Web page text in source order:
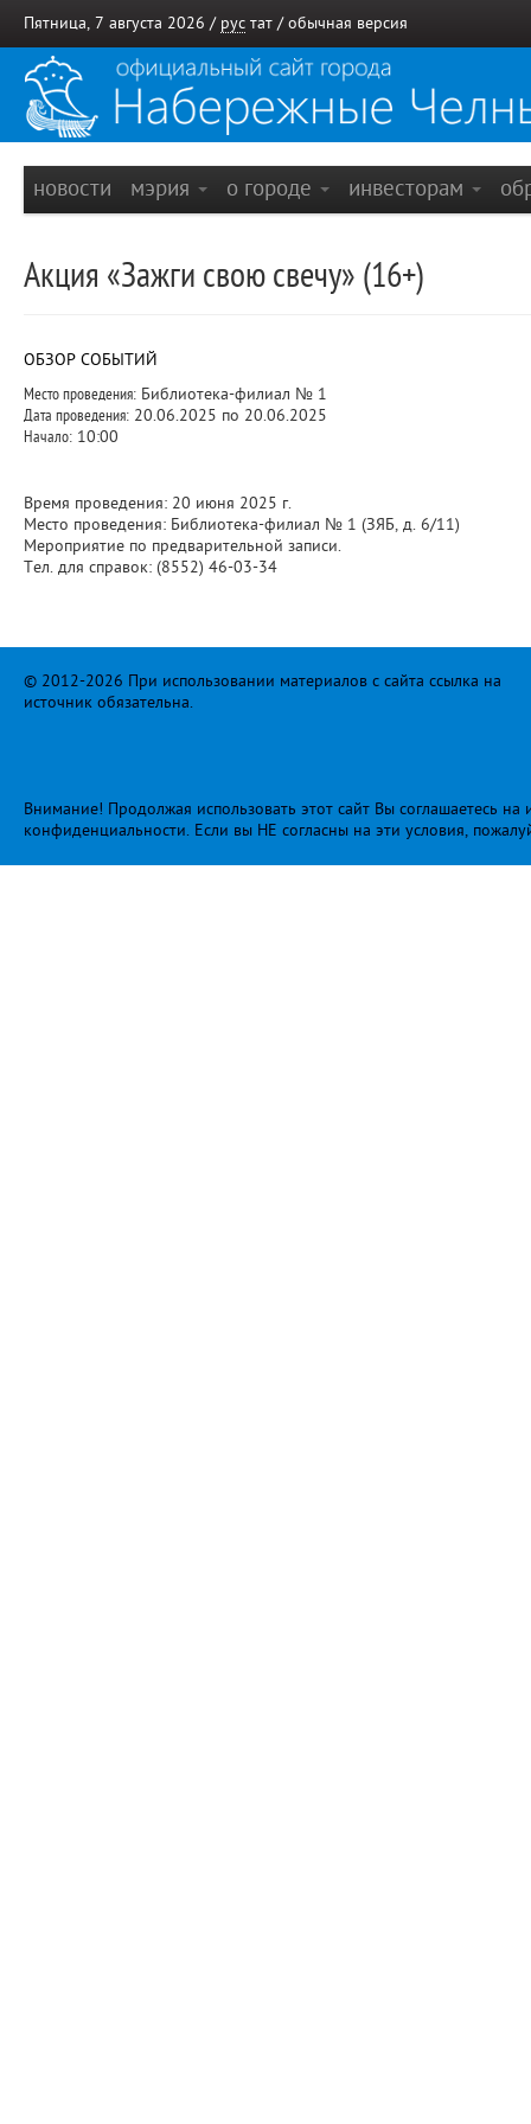
Пятница, 7 августа 2026 / рус тат / обычная версия
новости мэрия о городе инвесторам
Акция «Зажги свою свечу» (16+)
ОБЗОР СОБЫТИЙ
Место проведения: Библиотека-филиал № 1
Дата проведения: 20.06.2025 по 20.06.2025
Начало: 10:00
Время проведения: 20 июня 2025 г.
Место проведения: Библиотека-филиал № 1 (ЗЯБ, д. 6/11)
Мероприятие по предварительной записи.
Тел. для справок: (8552) 46-03-34
© 2012-2026 При использовании материалов с сайта ссылка на
источник обязательна.
Внимание! Продолжая использовать этот сайт Вы соглашаетесь
конфиденциальности. Если вы НЕ согласны на эти условия,